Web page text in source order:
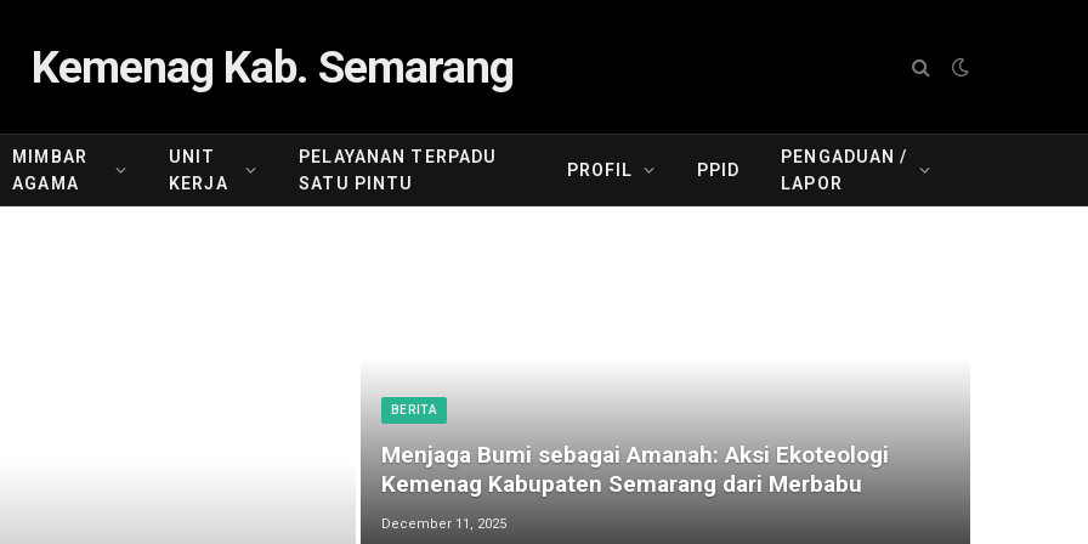
Kemenag Kab. Semarang
MIMBAR
AGAMA
UNIT
KERJA
PELAYANAN TERPADU
SATU PINTU
PROFIL PPID
PENGADUAN /
LAPOR
BERITA
Menjaga Bumi sebagai Amanah: Aksi Ekoteologi
Kemenag Kabupaten Semarang dari Merbabu
December 11, 2025